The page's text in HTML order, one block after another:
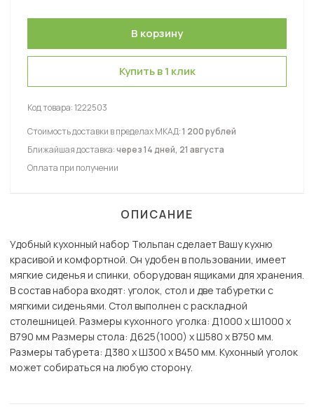
Купить в 1 клик
Код товара:1222503
Стоимость доставки в пределах МКАД:1 200 рублей
Ближайшая доставка:через 14 дней, 21 августа
Оплата при получении
ОПИСАНИЕ
Удобный кухонный набор Тюльпан сделает Вашу кухню
красивой и комфортной. Он удобен в пользовании, имеет
мягкие сиденья и спинки, оборудован ящиками для хранения.
В состав набора входят: уголок, стол и две табуретки с
мягкими сиденьями. Стол выполнен с раскладной
столешницей. Размеры кухонного уголка: Д1000 x Ш1000 х
В790 мм Размеры стола: Д625(1000) x Ш580 х В750 мм.
Размеры табурета: Д380 x Ш300 х В450 мм. Кухонный уголок
может собираться на любую сторону.